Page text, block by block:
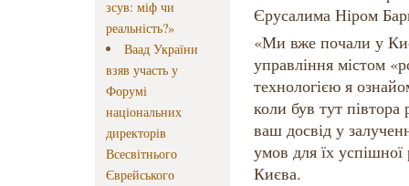
зсув: міф чи
реальність?»
Ваад України
взяв участь у
Форумі
національних
директорів
Всесвітнього
Єврейського
Єрусалима Ніром
«Ми вже почали у
управління містом
технологією я
коли був тут
ваш досвід у
умов для їх
Києва.